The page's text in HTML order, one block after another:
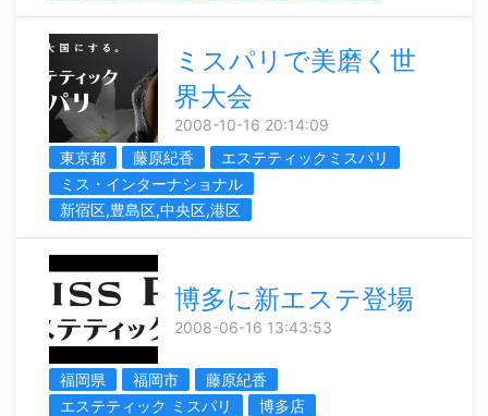
ミスパリで美磨く世
界大会
2008-10-16 20:14:09
東京都
藤原紀香
エステティックミスパリ
ミス・インターナショナル
新宿区,豊島区,中央区,港区
博多に新エステ登場
2008-06-16 13:43:53
福岡県 福岡市
藤原紀香
エステティック ミスパリ
博多店